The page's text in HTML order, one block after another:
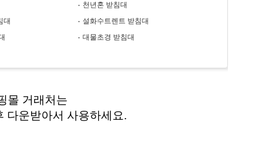
천년혼 받침대
대
설화수트렌트 받침대
대물초경 받침대
몰 거래처는
다운받아서 사용하세요.